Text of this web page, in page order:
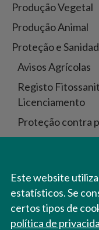
Este website
estatísticos. Se
certos tipos de
política de
Produção Vegetal
Produção Animal
Proteção e
Avisos Agrícolas
Registo
Licenciamento
Proteção contra
Inspeção
Proteção e Saúde
Modos de